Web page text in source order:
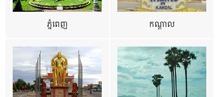
ភ្នំពេញ កណ្តាល